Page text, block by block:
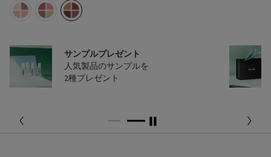
選択済み
07 Peony ピオニー, 1/3
選択済み
08 Pansy パンジー, 2/3
選択済み
09 Primula プリムラ, 3/3
配送料無料
13,200円（税込）以上
ご購入で配送料無料